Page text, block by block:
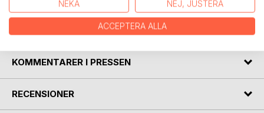
KOMMENTARER I PRESSEN
RECENSIONER
NEKA NEJ, JUSTERA
ACCEPTERA ALLA